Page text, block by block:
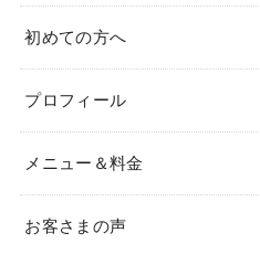
初めての方へ
プロフィール
メニュー＆料金
お客さまの声